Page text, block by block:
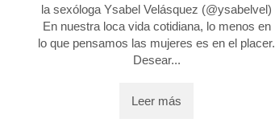
la sexóloga Ysabel Velásquez (@ysabelvel)
En nuestra loca vida cotidiana, lo menos en
lo que pensamos las mujeres es en el placer.
Desear...
Leer más